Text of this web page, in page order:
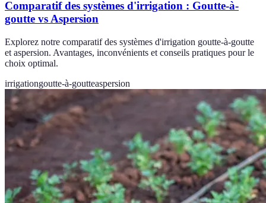
Comparatif des systèmes d'irrigation : Goutte-à-
goutte vs Aspersion
Explorez notre comparatif des systèmes d'irrigation goutte-à-goutte
et aspersion. Avantages, inconvénients et conseils pratiques pour le
choix optimal.
irrigationgoutte-à-goutteaspersion